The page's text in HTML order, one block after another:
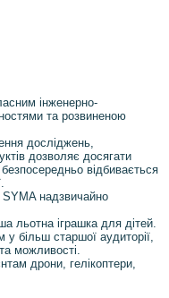
інженерно-
та розвиненою
досліджень,
дозволяє досягати
відбивається
SYMA надзвичайно
льотна іграшка для дітей.
у більш старшої аудиторії,
можливості.
дрони, гелікоптери,